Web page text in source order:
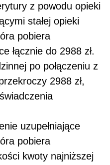
z powodu opieki
stałej opieki
pobiera
łącznie do 2988 zł.
po połączeniu z
2988 zł,
uzupełniające
pobiera
kwoty najniższej